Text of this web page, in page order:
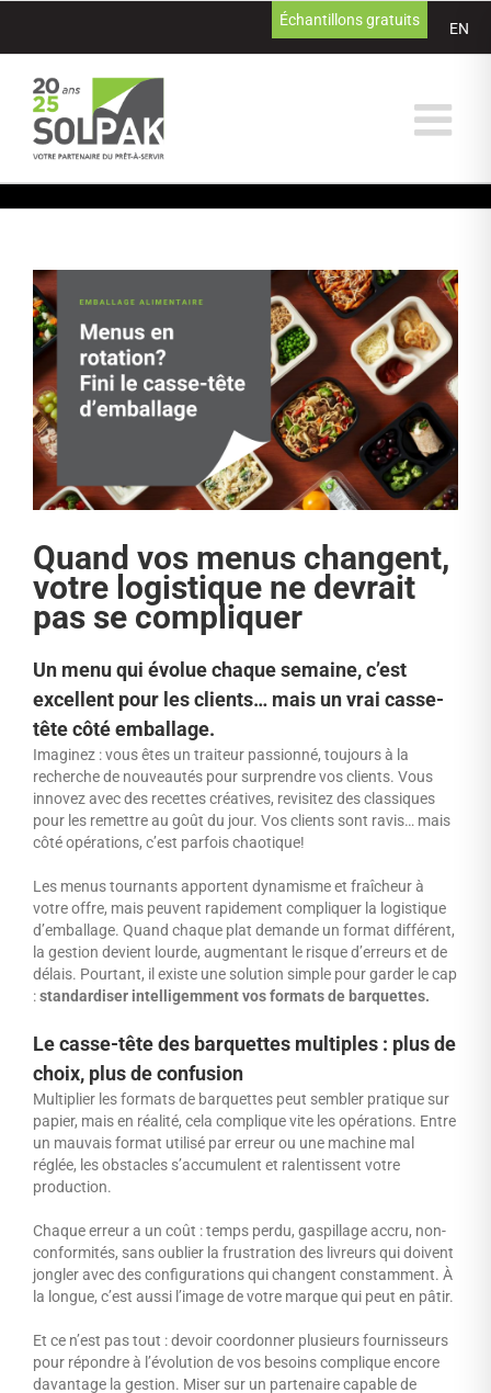
contenu
EN
Échantillons gratuits
Quand vos menus changent,
votre logistique ne devrait
pas se compliquer
Un menu qui évolue chaque semaine, c’est
excellent pour les clients… mais un vrai casse-
tête côté emballage.
Imaginez : vous êtes un traiteur passionné, toujours à la
recherche de nouveautés pour surprendre vos clients. Vous
innovez avec des recettes créatives, revisitez des classiques
pour les remettre au goût du jour. Vos clients sont ravis… mais
côté opérations, c’est parfois chaotique!
Les menus tournants apportent dynamisme et fraîcheur à
votre offre, mais peuvent rapidement compliquer la logistique
d’emballage. Quand chaque plat demande un format différent,
la gestion devient lourde, augmentant le risque d’erreurs et de
délais. Pourtant, il existe une solution simple pour garder le cap
:standardiser intelligemment vos formats de barquettes.
Le casse-tête des barquettes multiples : plus de
choix, plus de confusion
Multiplier les formats de barquettes peut sembler pratique sur
papier, mais en réalité, cela complique vite les opérations. Entre
un mauvais format utilisé par erreur ou une machine mal
réglée, les obstacles s’accumulent et ralentissent votre
production.
Chaque erreur a un coût : temps perdu, gaspillage accru, non-
conformités, sans oublier la frustration des livreurs qui doivent
jongler avec des configurations qui changent constamment. À
la longue, c’est aussi l’image de votre marque qui peut en pâtir.
Et ce n’est pas tout : devoir coordonner plusieurs fournisseurs
pour répondre à l’évolution de vos besoins complique encore
davantage la gestion. Miser sur un partenaire capable de